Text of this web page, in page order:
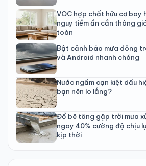
VOC hợp chất hữu cơ bay
nguy tiềm ẩn cần thông
toàn
Bật cảnh báo mưa dông
và Android nhanh chóng
Nước ngầm cạn kiệt dấu
bạn nên lo lắng?
Đổ bê tông gặp trời mưa
ngay 40% cường độ chịu
kịp thời